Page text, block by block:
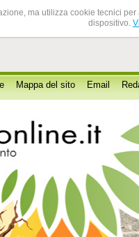
ma utilizza cookie tecnici
dispositivo.
Mappa del sito Email